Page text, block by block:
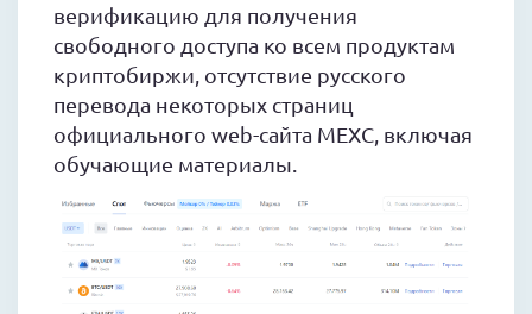
верификацию для получения
свободного доступа ко всем продуктам
криптобиржи, отсутствие русского
перевода некоторых страниц
официального web-сайта MEXC, включая
обучающие материалы.